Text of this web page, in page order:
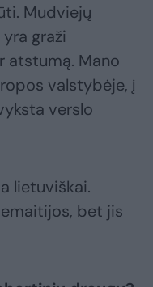
Mudviejų
graži
atstumą. Mano
valstybėje, į
verslo
lietuviškai.
bet jis